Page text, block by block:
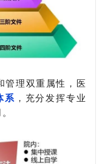
管理双重属性，医
系 ，充分发挥专业